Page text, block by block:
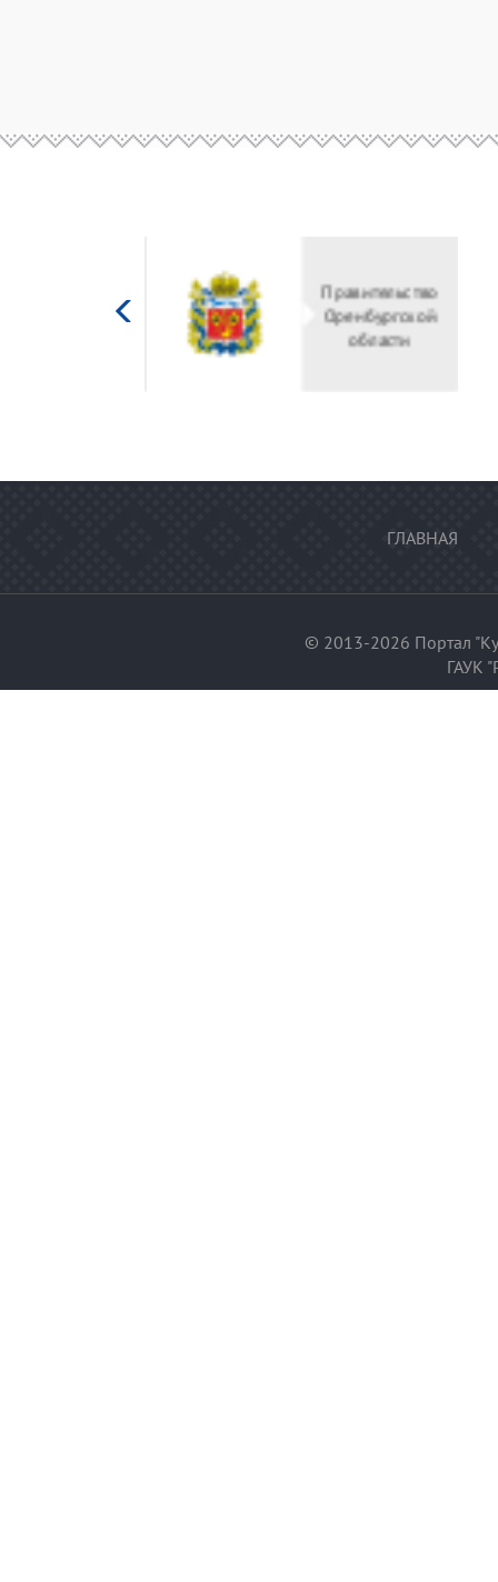
Правительство
Оренбургской
области
ГЛАВНАЯ
© 2013-2026 Портал
ГАУК